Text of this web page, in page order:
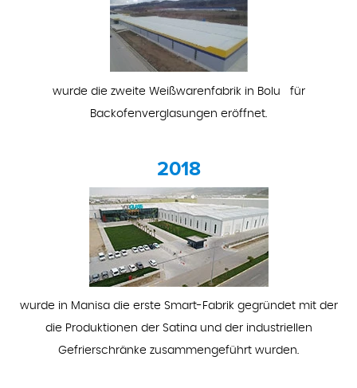
wurde die zweite Weißwarenfabrik in Bolu für
Backofenverglasungen eröffnet.
2018
wurde in Manisa die erste Smart-Fabrik gegründet mit der
die Produktionen der Satina und der industriellen
Gefrierschränke zusammengeführt wurden.